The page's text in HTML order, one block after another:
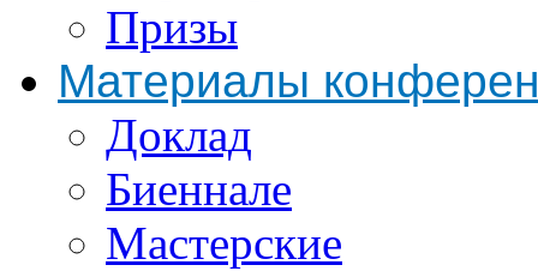
Призы
Материалы
Доклад
Биеннале
Мастерские